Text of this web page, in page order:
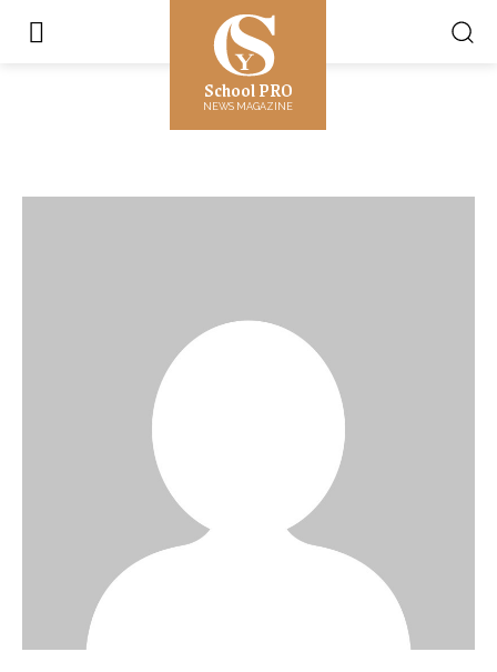
School PRO
NEWS MAGAZINE